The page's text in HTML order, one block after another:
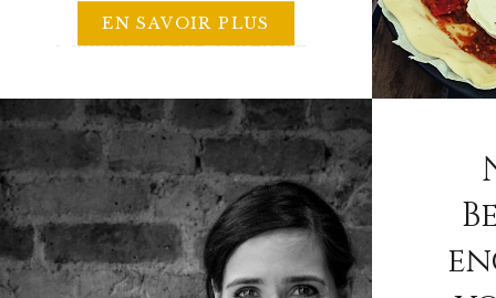
une superbe recette de
Zaalouk qu’elle a préparé
s’est inspirée de deux
cultures culinaires aussi
riches que colorées pour
donner vie à un plat
atypique et
gourmand. Cette recette
EN SAVOIR PLUS